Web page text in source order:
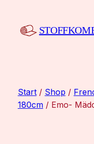
springen
Start/ Shop /
180cm/ Emo-